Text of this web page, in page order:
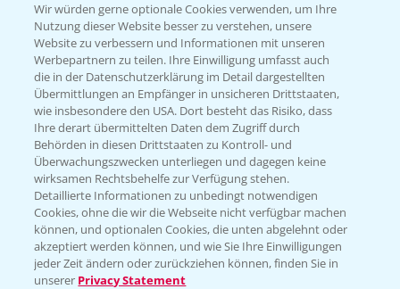
Hilfe in Notfällen
T.+49 (0)214/30-20220
Folgen Sie uns
Wir würden gerne optionale Cookies verwenden, um Ihre
Nutzung dieser Website besser zu verstehen, unsere
Website zu verbessern und Informationen mit unseren
Werbepartnern zu teilen. Ihre Einwilligung umfasst auch
die in der Datenschutzerklärung im Detail dargestellten
Übermittlungen an Empfänger in unsicheren Drittstaaten,
wie insbesondere den USA. Dort besteht das Risiko, dass
Ihre derart übermittelten Daten dem Zugriff durch
Behörden in diesen Drittstaaten zu Kontroll- und
Überwachungszwecken unterliegen und dagegen keine
wirksamen Rechtsbehelfe zur Verfügung stehen.
Detaillierte Informationen zu unbedingt notwendigen
Cookies, ohne die wir die Webseite nicht verfügbar machen
können, und optionalen Cookies, die unten abgelehnt oder
akzeptiert werden können, und wie Sie Ihre Einwilligungen
jeder Zeit ändern oder zurückziehen können, finden Sie in
unserer Privacy Statement